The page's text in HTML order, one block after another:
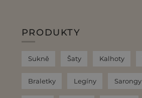
PRODUKTY
Sukně Šaty Kalhoty
Braletky Legíny Sarongy